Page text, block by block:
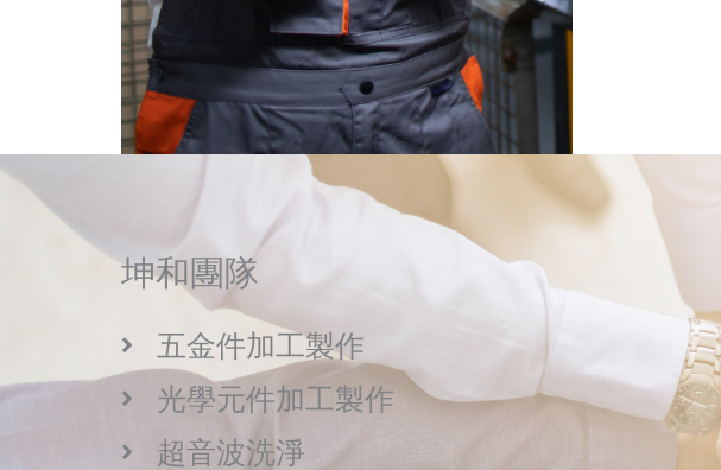
坤和團隊
五金件加工製作
光學元件加工製作
超音波洗淨